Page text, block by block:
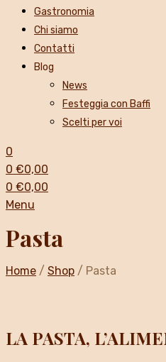
Gastronomia
Chi siamo
Contatti
Blog
News
Festeggia con Baffi
Scelti per voi
0
0 €0,00
0 €0,00
Menu
Pasta
Home / Shop / Pasta
LA PASTA,